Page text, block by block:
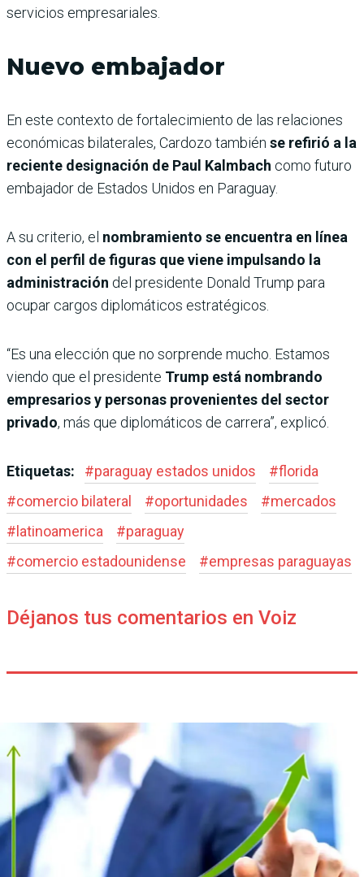
servicios empresariales.
Nuevo embajador
En este contexto de fortalecimiento de las relaciones
económicas bilaterales, Cardozo también se refirió a la
reciente designación de Paul Kalmbach como futuro
embajador de Estados Unidos en Paraguay.
A su criterio, el nombramiento se encuentra en línea
con el perfil de figuras que viene impulsando la
administración del presidente Donald Trump para
ocupar cargos diplomáticos estratégicos.
“Es una elección que no sorprende mucho. Estamos
viendo que el presidente Trump está nombrando
empresarios y personas provenientes del sector
privado, más que diplomáticos de carrera”, explicó.
Etiquetas: #paraguay estados unidos #florida
#comercio bilateral #oportunidades #mercados
# latinoamerica #paraguay
#comercio estadounidense #empresas paraguayas
Déjanos tus comentarios en Voiz